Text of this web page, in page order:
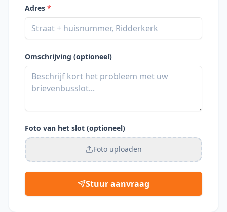
Adres *
Omschrijving (optioneel)
Foto van het slot (optioneel)
Foto uploaden
Stuur aanvraag